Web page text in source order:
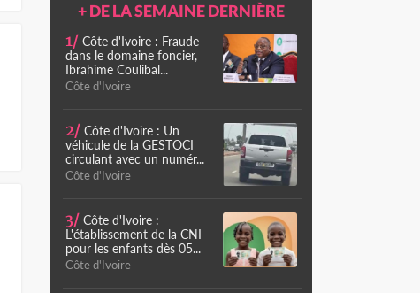
+ DE LA SEMAINE DERNIÈRE
1/ Côte d'Ivoire : Fraude
dans le domaine foncier,
Ibrahime Coulibal...
Côte d'Ivoire
2/ Côte d'Ivoire : Un
véhicule de la GESTOCI
circulant avec un numér...
Côte d'Ivoire
3/ Côte d'Ivoire :
L'établissement de la CNI
pour les enfants dès 05...
Côte d'Ivoire